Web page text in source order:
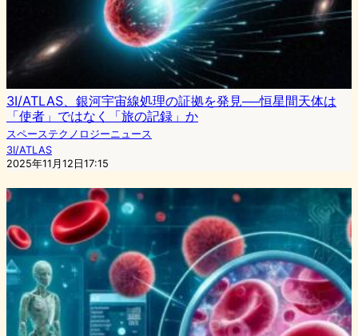
3I/ATLAS、銀河宇宙線処理の証拠を発見──恒星間天体は
「使者」ではなく「旅の記録」か
スペーステクノロジーニュース
3I/ATLAS
2025年11月12日17:15